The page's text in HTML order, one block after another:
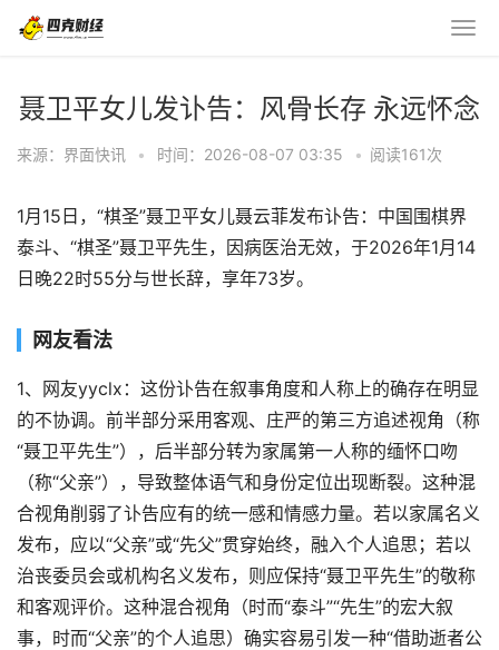
聂卫平女儿发讣告：风骨长存 永远怀念
来源：界面快讯 • 时间：2026-08-07 03:35 • 阅读161次
1月15日，“棋圣”聂卫平女儿聂云菲发布讣告：中国围棋界
泰斗、“棋圣”聂卫平先生，因病医治无效，于2026年1月14
日晚22时55分与世长辞，享年73岁。
网友看法
1、网友yyclx：这份讣告在叙事角度和人称上的确存在明显
的不协调。前半部分采用客观、庄严的第三方追述视角（称
“聂卫平先生”），后半部分转为家属第一人称的缅怀口吻
（称“父亲”），导致整体语气和身份定位出现断裂。这种混
合视角削弱了讣告应有的统一感和情感力量。若以家属名义
发布，应以“父亲”或“先父”贯穿始终，融入个人追思；若以
治丧委员会或机构名义发布，则应保持“聂卫平先生”的敬称
和客观评价。这种混合视角（时而“泰斗”“先生”的宏大叙
事，时而“父亲”的个人追思）确实容易引发一种“借助逝者公